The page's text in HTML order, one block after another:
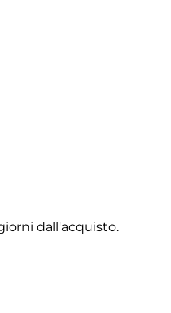
dall'acquisto.